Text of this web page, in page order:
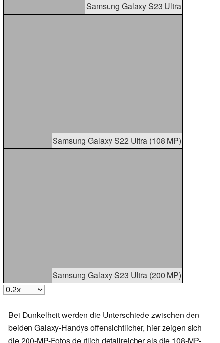
Samsung Galaxy S23 Ultra
Samsung Galaxy S22 Ultra (108 MP)
Samsung Galaxy S23 Ultra (200 MP)
Bei Dunkelheit werden die Unterschiede zwischen den
beiden Galaxy-Handys offensichtlicher, hier zeigen sich
die 200-MP-Fotos deutlich detailreicher als die 108-MP-